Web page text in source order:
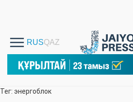
Тег: энергоблок